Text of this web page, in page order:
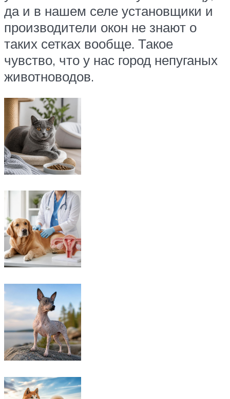
да и в нашем селе установщики и
производители окон не знают о
таких сетках вообще. Такое
чувство, что у нас город непуганых
животноводов.